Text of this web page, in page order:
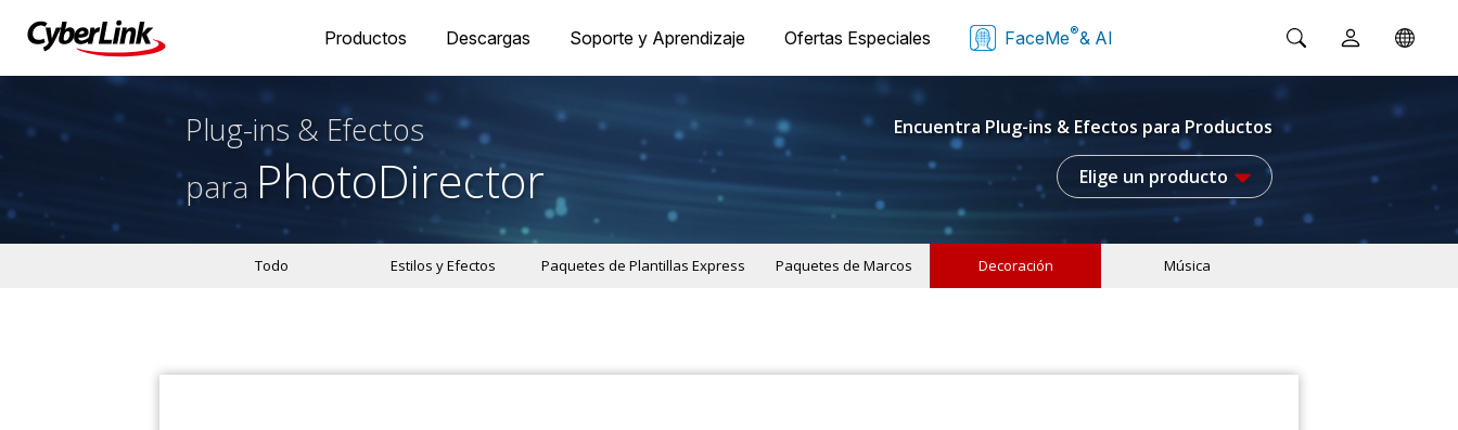
Productos Descargas Soporte y Aprendizaje Ofertas Especiales FaceMe®& AI
Plug-ins & Efectos
para PhotoDirector
Encuentra Plug-ins & Efectos para Productos
Elige un producto
Todo Estilos y Efectos Paquetes de Plantillas Express Paquetes de Marcos Decoración Música